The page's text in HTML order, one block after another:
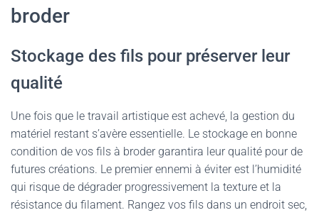
broder
Stockage des fils pour préserver leur
qualité
Une fois que le travail artistique est achevé, la gestion du
matériel restant s’avère essentielle. Le stockage en bonne
condition de vos fils à broder garantira leur qualité pour de
futures créations. Le premier ennemi à éviter est l’humidité
qui risque de dégrader progressivement la texture et la
résistance du filament. Rangez vos fils dans un endroit sec,